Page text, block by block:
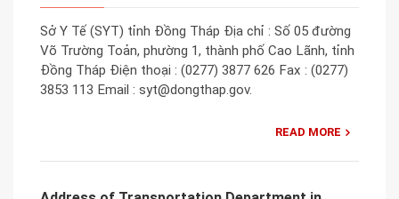
Sở Y Tế (SYT) tỉnh Đồng Tháp Địa chỉ : Số 05 đường
Võ Trường Toản, phường 1, thành phố Cao Lãnh, tỉnh
Đồng Tháp Điện thoại : (0277) 3877 626 Fax : (0277)
3853 113 Email : syt@dongthap.gov.
READ MORE